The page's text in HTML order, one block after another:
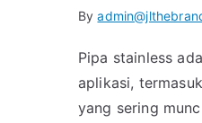
By
Pipa stainless
aplikasi,
yang sering